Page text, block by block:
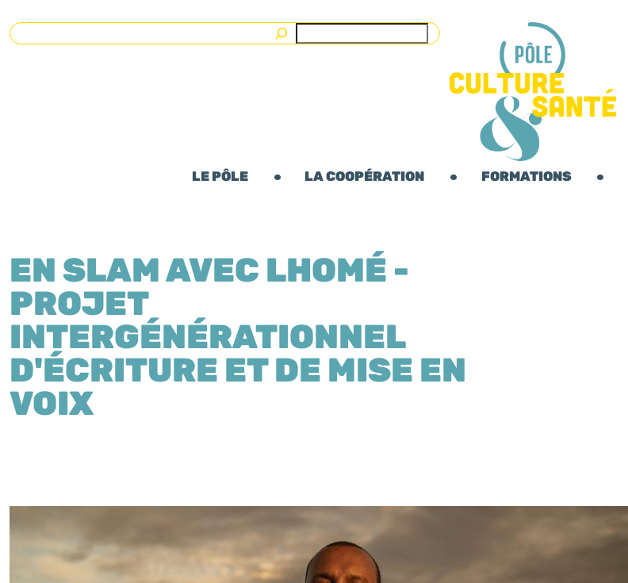
Rechercher
LE PÔLE LA COOPÉRATION FORMATIONS
EN SLAM AVEC LHOMÉ -
PROJET
INTERGÉNÉRATIONNEL
D'ÉCRITURE ET DE MISE EN
VOIX